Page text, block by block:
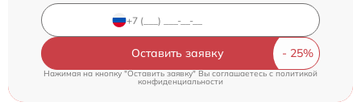
Оставить заявку
Нажимая на кнопку "Оставить заявку" Вы соглашаетесь cполитикой
конфиденциальности